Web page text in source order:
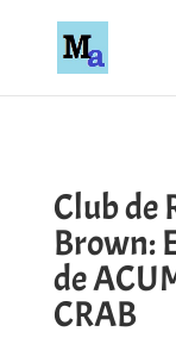
Club de
Brown:
de
CRAB